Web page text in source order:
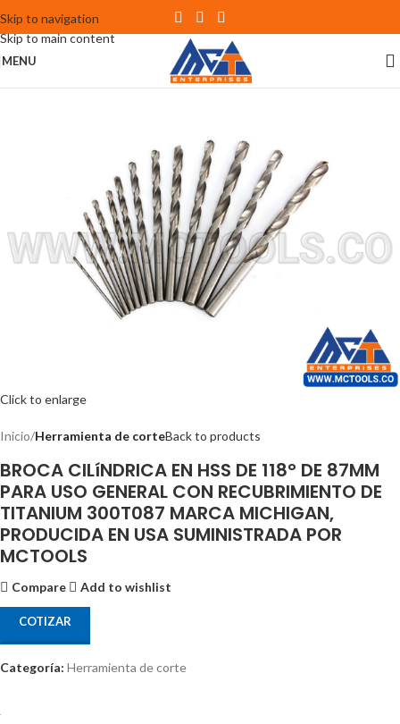
Skip to navigation
Skip to main content
MENU
Click to enlarge
Inicio Herramienta de corteBack to products
BROCA CILíNDRICA EN HSS DE 118° DE 87MM
PARA USO GENERAL CON RECUBRIMIENTO DE
TITANIUM 300T087 MARCA MICHIGAN,
PRODUCIDA EN USA SUMINISTRADA POR
MCTOOLS
Compare Add to wishlist
COTIZAR
Categoría: Herramienta de corte